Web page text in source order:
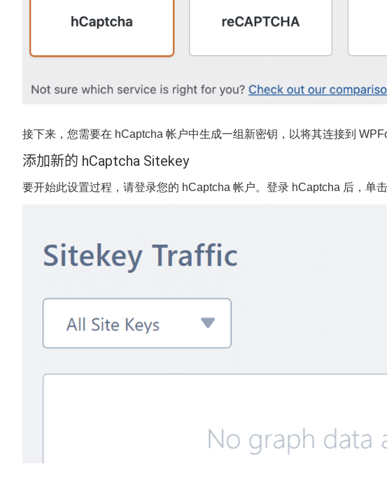
接下来，您需要在 hCaptcha 帐户中生成一组新密钥，以将其连接到
添加新的 hCaptcha Sitekey
要开始此设置过程，请登录您的 hCaptcha 帐户。登录 hCaptcha 后，单